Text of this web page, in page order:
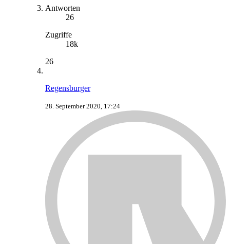
Antworten
26
Zugriffe
18k
26
Regensburger
28. September 2020, 17:24